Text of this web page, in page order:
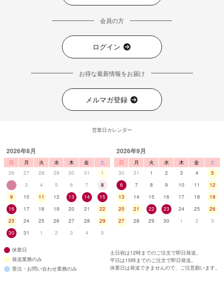
会員の方
ログイン
お得な最新情報をお届け
メルマガ登録
営業日カレンダー
2026年8月
日 月 火 水 木 金
土
26
27 28 29 30 31
1
2
3 4 5 6 7
8
9
10 11 12 13 14
15
16
17 18 19 20 21
22
23
24 25 26 27 28
29
30
31 1 2 3 4 5
2026年9月
日 月 火 水 木 金
土
30
31 1 2 3 4
5
6
7 8 9 10 11
12
13
14 15 16 17 18
19
20
21 22 23 24 25
26
27
28 29 30 1 2 3
休業日
発送業務のみ
受注・お問い合わせ業務のみ
土日祝は12時までのご注文で即日発送。
平日は15時までのご注文で即日発送。
休業日は発送できませんので、ご注意願います。